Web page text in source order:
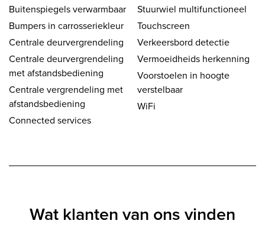
Buitenspiegels verwarmbaar
Bumpers in carrosseriekleur
Centrale deurvergrendeling
Centrale deurvergrendeling
met afstandsbediening
Centrale vergrendeling met
afstandsbediening
Connected services
Stuurwiel multifunctioneel
Touchscreen
Verkeersbord detectie
Vermoeidheids herkenning
Voorstoelen in hoogte
verstelbaar
WiFi
Wat klanten van ons vinden